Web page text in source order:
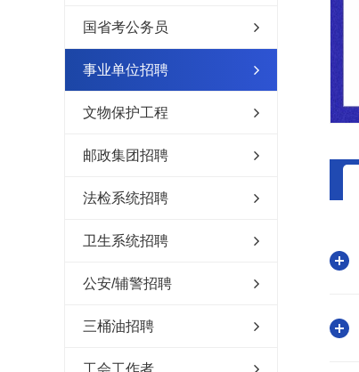
国省考公务员
事业单位招聘
文物保护工程
邮政集团招聘
法检系统招聘
卫生系统招聘
公安/辅警招聘
三桶油招聘
工会工作者